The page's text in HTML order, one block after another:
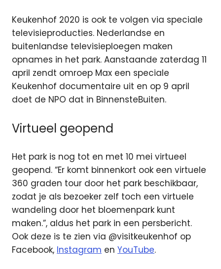
Keukenhof 2020 is ook te volgen via speciale
televisieproducties. Nederlandse en
buitenlandse televisieploegen maken
opnames in het park. Aanstaande zaterdag 11
april zendt omroep Max een speciale
Keukenhof documentaire uit en op 9 april
doet de NPO dat in BinnensteBuiten.
Virtueel geopend
Het park is nog tot en met 10 mei virtueel
geopend. “Er komt binnenkort ook een virtuele
360 graden tour door het park beschikbaar,
zodat je als bezoeker zelf toch een virtuele
wandeling door het bloemenpark kunt
maken.”, aldus het park in een persbericht.
Ook deze is te zien via @visitkeukenhof op
Facebook, Instagram en YouTube.